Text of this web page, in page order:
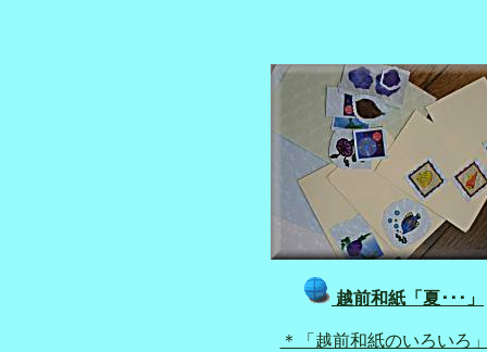
越前和紙「夏･･･」
＊「越前和紙のいろいろ